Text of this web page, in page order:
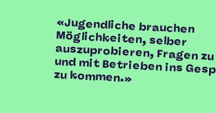
«Jugendliche brauchen
Möglichkeiten, selber
auszuprobieren, Fragen zu stellen
und mit Betrieben ins Gespräch
zu kommen.»